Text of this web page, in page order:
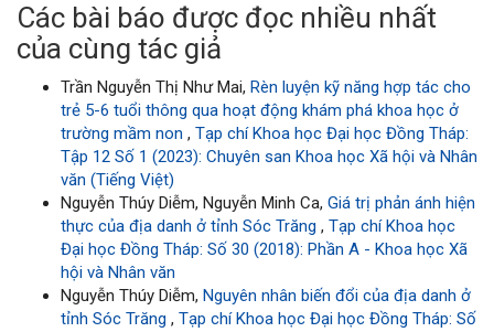
Các bài báo được đọc nhiều nhất
của cùng tác giả
Trần Nguyễn Thị Như Mai, Rèn luyện kỹ năng hợp tác cho
trẻ 5-6 tuổi thông qua hoạt động khám phá khoa học ở
trường mầm non , Tạp chí Khoa học Đại học Đồng Tháp:
Tập 12 Số 1 (2023): Chuyên san Khoa học Xã hội và Nhân
văn (Tiếng Việt)
Nguyễn Thúy Diễm, Nguyễn Minh Ca, Giá trị phản ánh hiện
thực của địa danh ở tỉnh Sóc Trăng , Tạp chí Khoa học
Đại học Đồng Tháp: Số 30 (2018): Phần A - Khoa học Xã
hội và Nhân văn
Nguyễn Thúy Diễm, Nguyên nhân biến đổi của địa danh ở
tỉnh Sóc Trăng , Tạp chí Khoa học Đại học Đồng Tháp: Số